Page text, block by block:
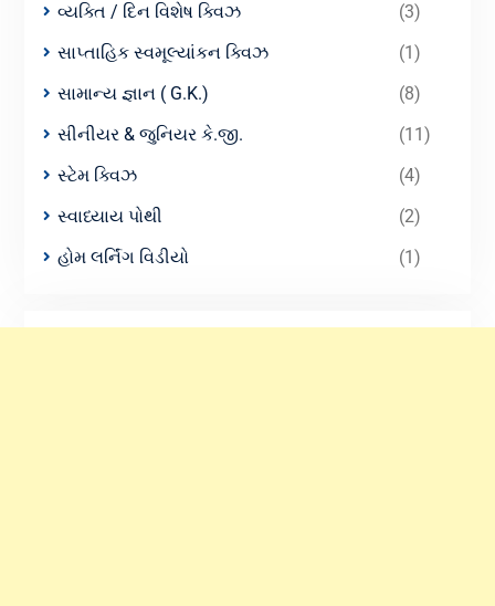
વ્યક્તિ / દિન વિશેષ ક્વિઝ
(3)
સાપ્તાહિક સ્વમૂલ્યાંકન ક્વિઝ
(1)
સામાન્ય જ્ઞાન ( G.K.)
(8)
સીનીયર & જુનિયર કે.જી.
(11)
સ્ટેમ ક્વિઝ
(4)
સ્વાધ્યાય પોથી
(2)
હોમ લર્નિંગ વિડીયો
(1)